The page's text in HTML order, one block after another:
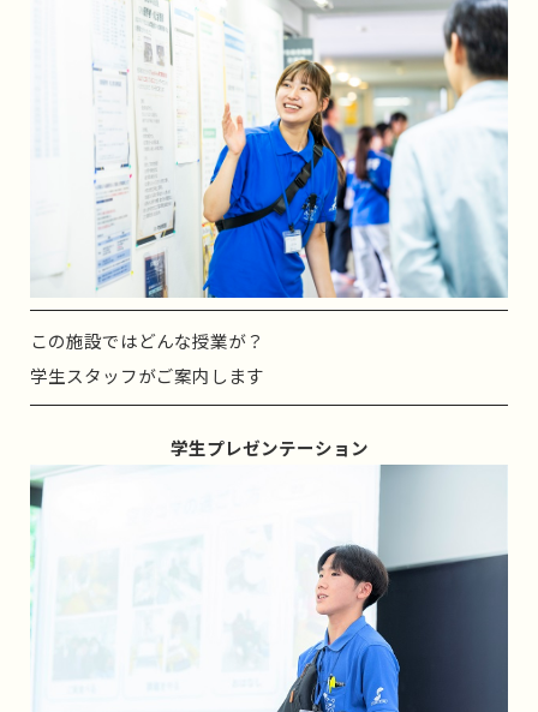
この施設ではどんな授業が？
学生スタッフがご案内します
学生プレゼンテーション